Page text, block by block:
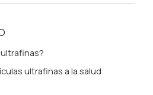
ultrafinas a la salud